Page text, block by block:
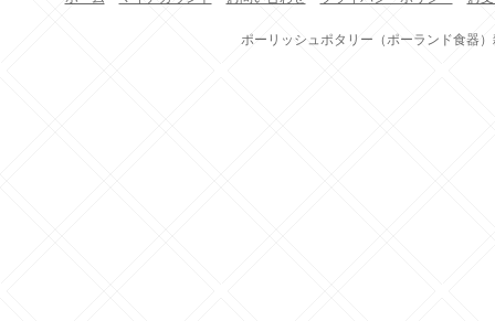
ポーリッシュポタリー（ポーランド食器